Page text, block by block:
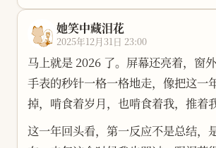
到郑州，卧铺，我睡在中铺。不记得
只记得自己醒一阵、睡一阵，看看手
买的果盘。到了站，去了舅舅租的房
象里有花，也有星星。
后来上了大学，每半年都要走六百多
然想家了，买到了下铺的卧铺回去了
她笑中藏泪花
2025年12月31日 23:00
马上就是 2026 了。屏幕还亮着，窗
手表的秒针一格一格地走，像把这一
掉，啃食着岁月，也啃食着我，推着
这一年回头看，第一反应不是总结，